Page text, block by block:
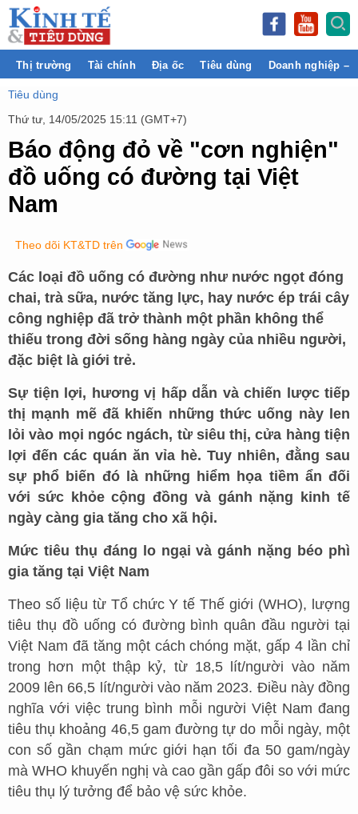
Thị trường Tài chính Địa ốc Tiêu dùng Doanh nghiệp –
Tiêu dùng
Thứ tư, 14/05/2025 15:11 (GMT+7)
Báo động đỏ về "cơn nghiện"
đồ uống có đường tại Việt
Nam
Theo dõi KT&TD trên
Các loại đồ uống có đường như nước ngọt đóng
chai, trà sữa, nước tăng lực, hay nước ép trái cây
công nghiệp đã trở thành một phần không thể
thiếu trong đời sống hàng ngày của nhiều người,
đặc biệt là giới trẻ.
Sự tiện lợi, hương vị hấp dẫn và chiến lược tiếp
thị mạnh mẽ đã khiến những thức uống này len
lỏi vào mọi ngóc ngách, từ siêu thị, cửa hàng tiện
lợi đến các quán ăn vỉa hè. Tuy nhiên, đằng sau
sự phổ biến đó là những hiểm họa tiềm ẩn đối
với sức khỏe cộng đồng và gánh nặng kinh tế
ngày càng gia tăng cho xã hội.
Mức tiêu thụ đáng lo ngại và gánh nặng béo phì
gia tăng tại Việt Nam
Theo số liệu từ Tổ chức Y tế Thế giới (WHO), lượng
tiêu thụ đồ uống có đường bình quân đầu người tại
Việt Nam đã tăng một cách chóng mặt, gấp 4 lần chỉ
trong hơn một thập kỷ, từ 18,5 lít/người vào năm
2009 lên 66,5 lít/người vào năm 2023. Điều này đồng
nghĩa với việc trung bình mỗi người Việt Nam đang
tiêu thụ khoảng 46,5 gam đường tự do mỗi ngày, một
con số gần chạm mức giới hạn tối đa 50 gam/ngày
mà WHO khuyến nghị và cao gần gấp đôi so với mức
tiêu thụ lý tưởng để bảo vệ sức khỏe.